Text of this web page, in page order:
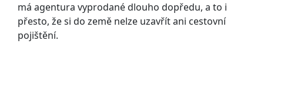
má agentura vyprodané dlouho dopředu, a to i
přesto, že si do země nelze uzavřít ani cestovní
pojištění.